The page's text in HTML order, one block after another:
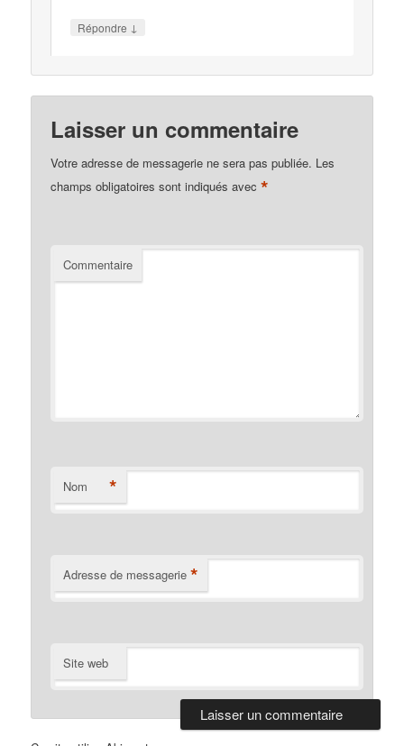
Répondre ↓
Laisser un commentaire
Votre adresse de messagerie ne sera pas publiée. Les
champs obligatoires sont indiqués avec*
Commentaire
Nom *
Adresse de messagerie *
Site web